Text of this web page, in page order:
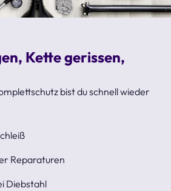
Kette gerissen,
bist du schnell wieder
Reparaturen
Diebstahl